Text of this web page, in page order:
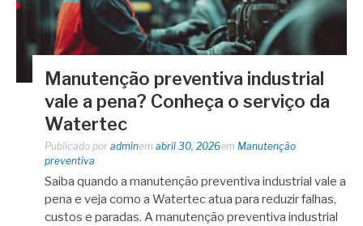
Manutenção preventiva industrial
vale a pena? Conheça o serviço da
Watertec
Publicado por adminem abril 30, 2026em Manutenção
preventiva
Saiba quando a manutenção preventiva industrial vale a
pena e veja como a Watertec atua para reduzir falhas,
custos e paradas. A manutenção preventiva industrial